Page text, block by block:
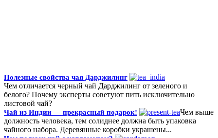
Полезные свойства чая Дарджилинг
Чем отличается черный чай Дарджилинг от зеленого и
белого? Почему эксперты советуют пить исключительно
листовой чай?
Чай из Индии — прекрасный подарок!
Чем выше
должность человека, тем солиднее должна быть упаковка
чайного набора. Деревянные коробки украшены...